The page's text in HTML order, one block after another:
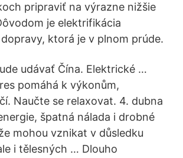
pripraviť na výrazne nižšie
je elektrifikácia
ktorá je v plnom prúde.
udávať Čína. Elektrické …
pomáhá k výkonům,
Naučte se relaxovat. 4. dubna
špatná nálada i drobné
mohou vznikat v důsledku
i tělesných … Dlouho